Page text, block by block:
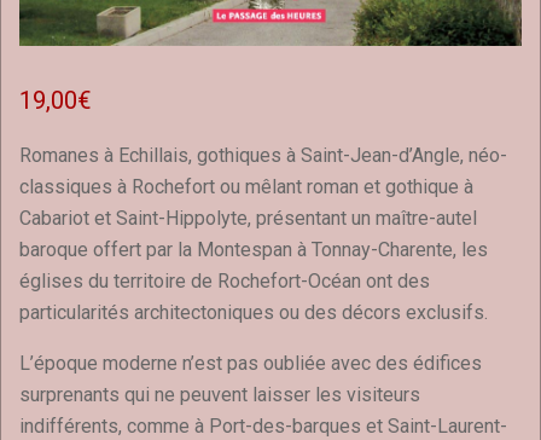
19,00€
Romanes à Echillais, gothiques à Saint-Jean-d’Angle, néo-
classiques à Rochefort ou mêlant roman et gothique à
Cabariot et Saint-Hippolyte, présentant un maître-autel
baroque offert par la Montespan à Tonnay-Charente, les
églises du territoire de Rochefort-Océan ont des
particularités architectoniques ou des décors exclusifs.
L’époque moderne n’est pas oubliée avec des édifices
surprenants qui ne peuvent laisser les visiteurs
indifférents, comme à Port-des-barques et Saint-Laurent-